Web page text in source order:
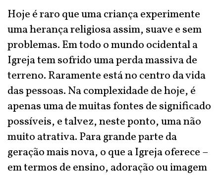
Hoje é raro que uma criança experimente
uma herança religiosa assim, suave e sem
problemas. Em todo o mundo ocidental a
Igreja tem sofrido uma perda massiva de
terreno. Raramente está no centro da vida
das pessoas. Na complexidade de hoje, é
apenas uma de muitas fontes de significado
possíveis, e talvez, neste ponto, uma não
muito atrativa. Para grande parte da
geração mais nova, o que a Igreja oferece –
em termos de ensino, adoração ou imagem